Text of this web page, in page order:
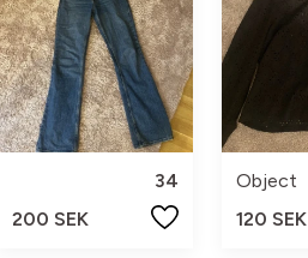
34
200 SEK
Object
120 SEK